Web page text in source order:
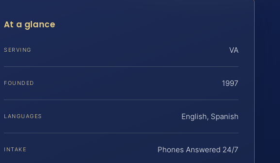
At a glance
SERVING VA
FOUNDED 1997
LANGUAGES English, Spanish
INTAKE Phones Answered 24/7